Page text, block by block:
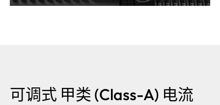
可调式 甲类 (Class-A) 电流